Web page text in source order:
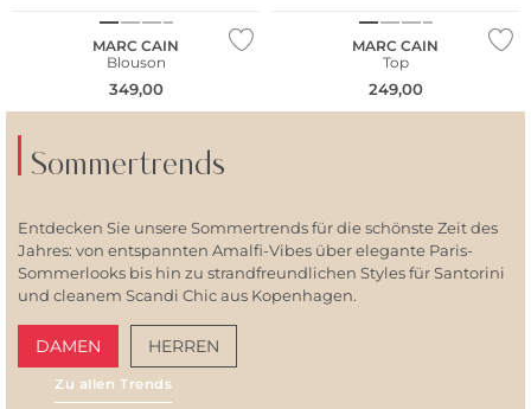
MARC CAIN
Blouson
349,00
MARC CAIN
Top
249,00
Sommertrends
Entdecken Sie unsere Sommertrends für die schönste Zeit des
Jahres: von entspannten Amalfi-Vibes über elegante Paris-
Sommerlooks bis hin zu strandfreundlichen Styles für Santorini
und cleanem Scandi Chic aus Kopenhagen.
DAMEN HERREN
Zu allen Trends